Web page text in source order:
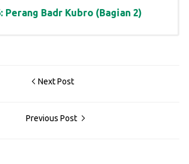
Perang Badr Kubro (Bagian 2)
Next Post
Previous Post